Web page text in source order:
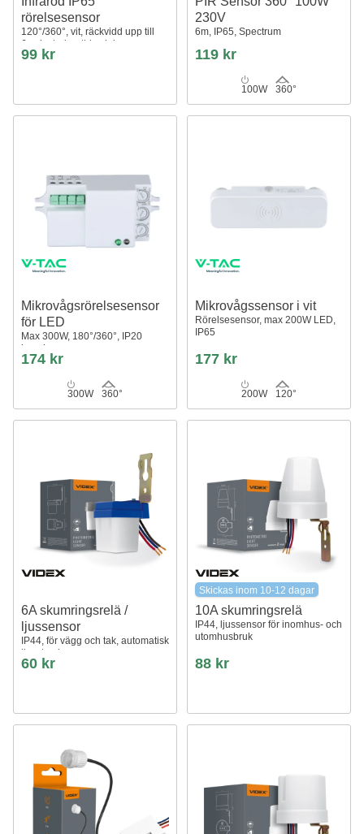
rörelsesensor
120°/360°, vit, räckvidd upp till
6m, justerbar tid och lux
99 kr
230V
6m, IP65, Spectrum
119 kr
100W 360°
Mikrovågsrörelsesensor
för LED
Max 300W, 180°/360°, IP20
inomhus
174 kr
300W 360°
Mikrovågssensor i vit
Rörelsesensor, max 200W LED,
IP65
177 kr
200W 120°
6A skumringsrelä /
ljussensor
IP44, för vägg och tak, automatisk
ljusstyrning
60 kr
Skickas inom 10-12 dagar
10A skumringsrelä
IP44, ljussensor för inomhus- och
utomhusbruk
88 kr